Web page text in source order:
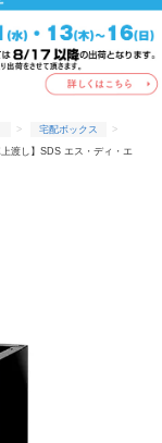
宅配ボックス
上渡し】SDS エス・ディ・エ